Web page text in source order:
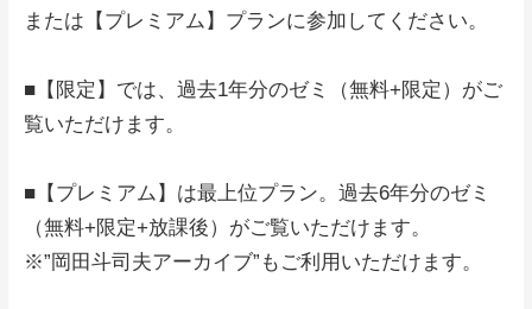
または【プレミアム】プランに参加してください。
■【限定】では、過去1年分のゼミ（無料+限定）がご
覧いただけます。
■【プレミアム】は最上位プラン。過去6年分のゼミ
（無料+限定+放課後）がご覧いただけます。
※”岡田斗司夫アーカイブ”もご利用いただけます。